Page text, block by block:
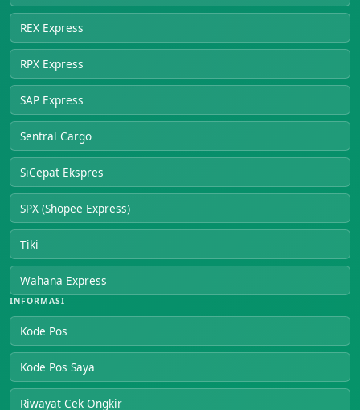
REX Express
RPX Express
SAP Express
Sentral Cargo
SiCepat Ekspres
SPX (Shopee Express)
Tiki
Wahana Express
INFORMASI
Kode Pos
Kode Pos Saya
Riwayat Cek Ongkir